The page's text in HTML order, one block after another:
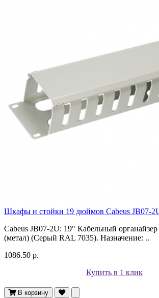
Шкафы и стойки 19 дюймов Cabeus JB07-
Cabeus JB07-2U: 19" Кабельный
(метал) (Серый RAL 7035). Назначение: ..
1086.50 р.
Купить в 1 клик
В корзину